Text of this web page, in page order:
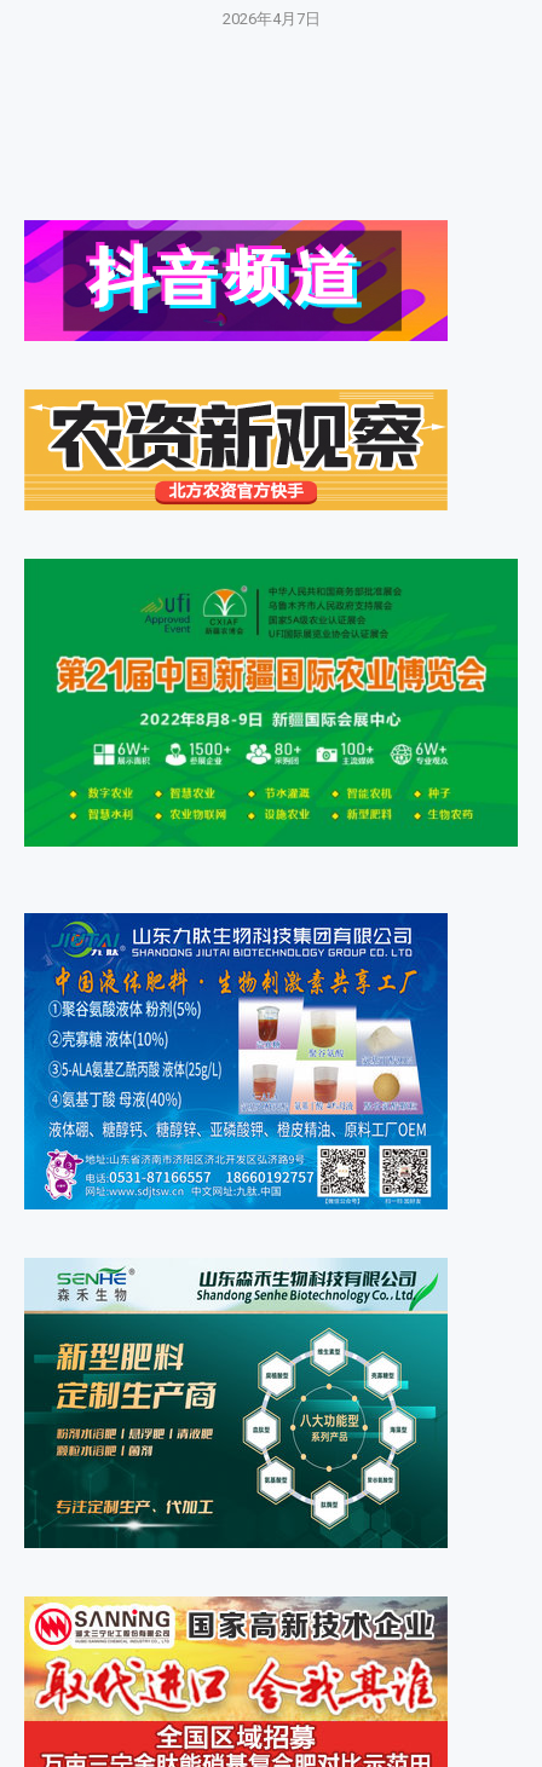
2026年4月7日